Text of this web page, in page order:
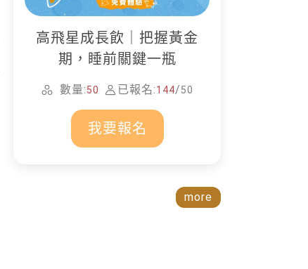
高飛星成長飲｜把握黃金
期，睡前關鍵一瓶
數量:50 已報名:144/50
我要報名
more